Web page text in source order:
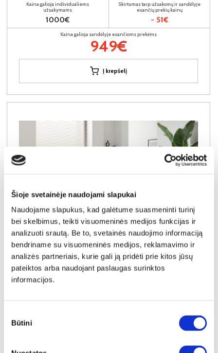
Šioje svetainėje naudojami slapukai
Naudojame slapukus, kad galėtume suasmeninti turinį
bei skelbimus, teikti visuomeninės medijos funkcijas ir
analizuoti srautą. Be to, svetainės naudojimo informaciją
bendriname su visuomeninės medijos, reklamavimo ir
analizės partneriais, kurie gali ją pridėti prie kitos jūsų
pateiktos arba naudojant paslaugas surinktos
informacijos.
pasirinkimas
Būtini
Kaina galioja individualiems
užsakymams
1000€
Skirtumas tarp užsakomų ir sandėlyje
esančių prekių kainų
- 51€
Kaina galioja sandėlyje esančioms prekėms
949€
Į krepšelį
NAUJIENA YRA SANDĖLYJE
PAKO (II gr.) minkštas kampas (Toro-05)
Išmatavimai: A: